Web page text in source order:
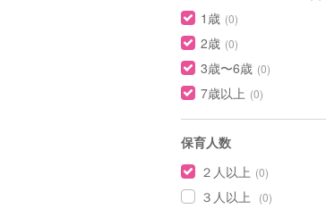
1歳 (0)
2歳 (0)
3歳〜6歳 (0)
7歳以上 (0)
保育人数
２人以上 (0)
３人以上 (0)